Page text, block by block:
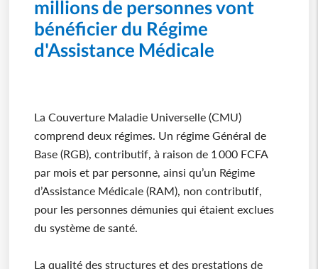
millions de personnes vont
bénéficier du Régime
d'Assistance Médicale
La Couverture Maladie Universelle (CMU)
comprend deux régimes. Un régime Général de
Base (RGB), contributif, à raison de 1 000 FCFA
par mois et par personne, ainsi qu’un Régime
d’Assistance Médicale (RAM), non contributif,
pour les personnes démunies qui étaient exclues
du système de santé.
La qualité des structures et des prestations de